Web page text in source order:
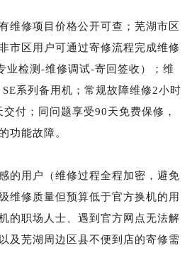
维修项目价格公开可查；芜湖市区
市区用户可通过寄修流程完成维修
业检测-维修调试-寄回签收）；维
系列备用机；常规故障维修2小时
付；同问题享受90天免费保修，
功能故障。
的用户（维修过程全程加密，避免
维修质量但预算低于官方换机的用
的职场人士、遇到官方网点无法解
及芜湖周边区县不便到店的寄修需